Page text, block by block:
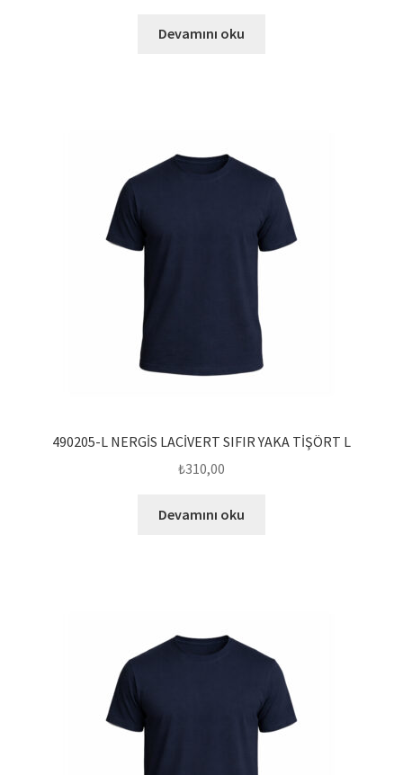
Devamını oku
490205-L NERGİS LACİVERT SIFIR YAKA TİŞÖRT L
₺310,00
Devamını oku